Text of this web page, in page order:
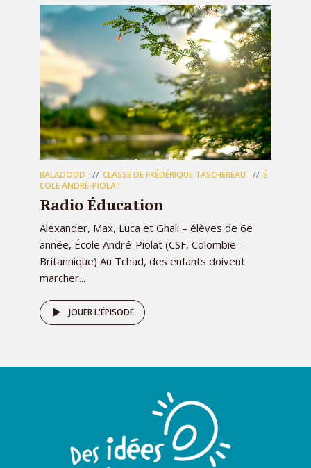
BALADODD CLASSE DE FRÉDÉRIQUE TASCHEREAU
É
COLE ANDRÉ-PIOLAT
Radio Éducation
Alexander, Max, Luca et Ghali – élèves de 6e
année, École André-Piolat (CSF, Colombie-
Britannique) Au Tchad, des enfants doivent
marcher...
JOUER L'ÉPISODE